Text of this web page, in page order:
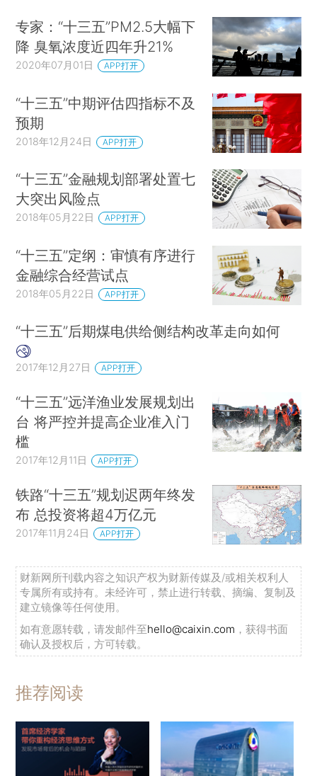
专家：“十三五”PM2.5大幅下
降 臭氧浓度近四年升21%
2020年07月01日 APP打开
“十三五”中期评估四指标不及
预期
2018年12月24日 APP打开
“十三五”金融规划部署处置七
大突出风险点
2018年05月22日 APP打开
“十三五”定纲：审慎有序进行
金融综合经营试点
2018年05月22日 APP打开
“十三五”后期煤电供给侧结构改革走向如何
2017年12月27日 APP打开
“十三五”远洋渔业发展规划出
台 将严控并提高企业准入门
槛
2017年12月11日 APP打开
铁路“十三五”规划迟两年终发
布 总投资将超4万亿元
2017年11月24日 APP打开
财新网所刊载内容之知识产权为财新传媒及/或相关权利人
专属所有或持有。未经许可，禁止进行转载、摘编、复制及
建立镜像等任何使用。
如有意愿转载，请发邮件至hello@caixin.com ，获得书面
确认及授权后，方可转载。
推荐阅读